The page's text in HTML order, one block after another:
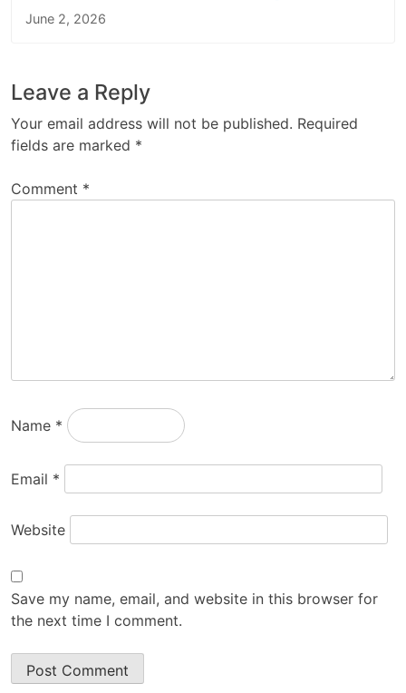
June 2, 2026
Leave a Reply
Your email address will not be published. Required
fields are marked *
Comment *
Name *
Email *
Website
Save my name, email, and website in this browser for
the next time I comment.